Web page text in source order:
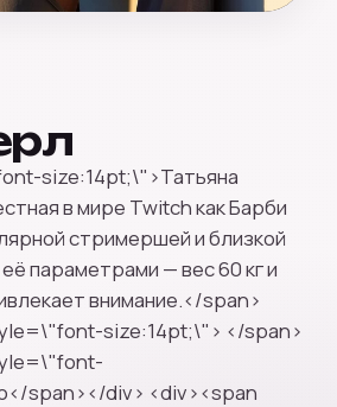
size:14pt;\">Татьяна
в мире Twitch как Барби
стримершей и близкой
параметрами — вес 60 кг и
внимание.</span>
size:14pt;\"> </span>
span></div> <div><span